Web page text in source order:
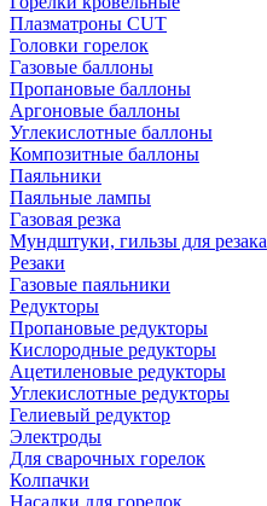
Плазматроны CUT
Головки горелок
Газовые баллоны
Пропановые баллоны
Аргоновые баллоны
Углекислотные баллоны
Композитные баллоны
Паяльники
Паяльные лампы
Газовая резка
Мундштуки, гильзы для резака
Резаки
Газовые паяльники
Редукторы
Пропановые редукторы
Кислородные редукторы
Ацетиленовые редукторы
Углекислотные редукторы
Гелиевый редуктор
Электроды
Для сварочных горелок
Колпачки
Насадки для горелок